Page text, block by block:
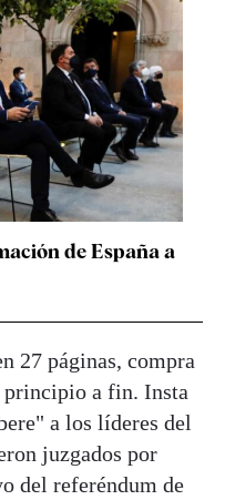
de España a
27 páginas, compra
principio a fin. Insta
a los líderes del
juzgados por
del referéndum de